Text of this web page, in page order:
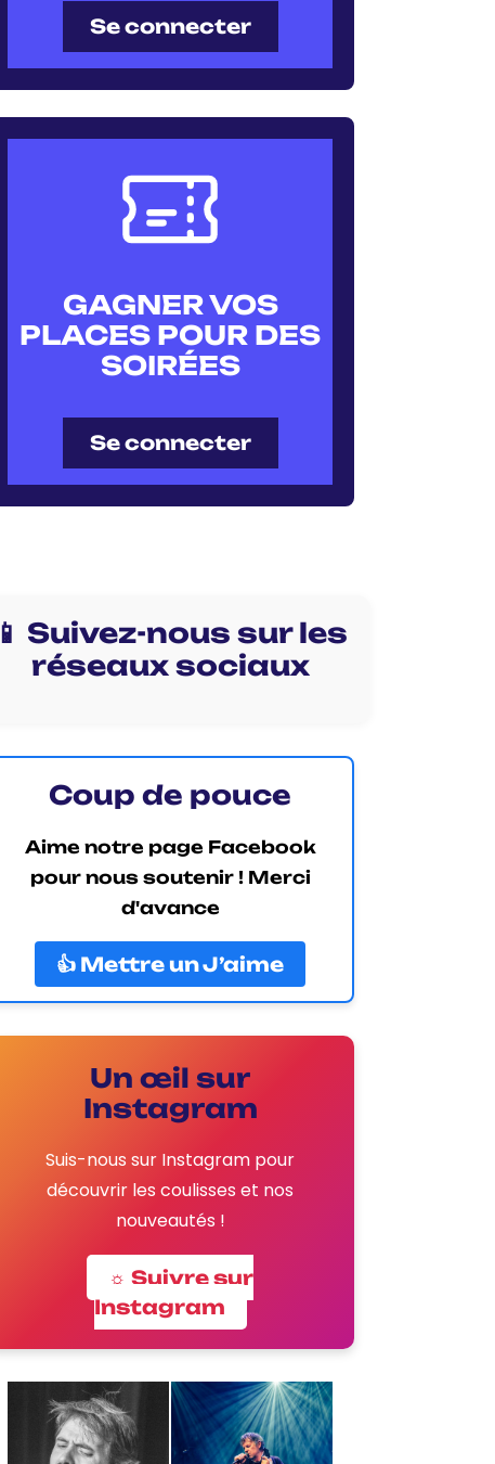
Se connecter
GAGNER VOS
PLACES POUR DES
SOIRÉES
Se connecter
📱 Suivez-nous sur les
réseaux sociaux
Coup de pouce
Aime notre page Facebook
pour nous soutenir ! Merci
d'avance
👍 Mettre un J’aime
Un œil sur
Instagram
Suis-nous sur Instagram pour
découvrir les coulisses et nos
nouveautés !
☼ Suivre sur
Instagram